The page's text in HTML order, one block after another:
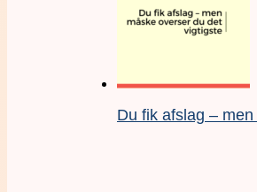
Du fik afslag –